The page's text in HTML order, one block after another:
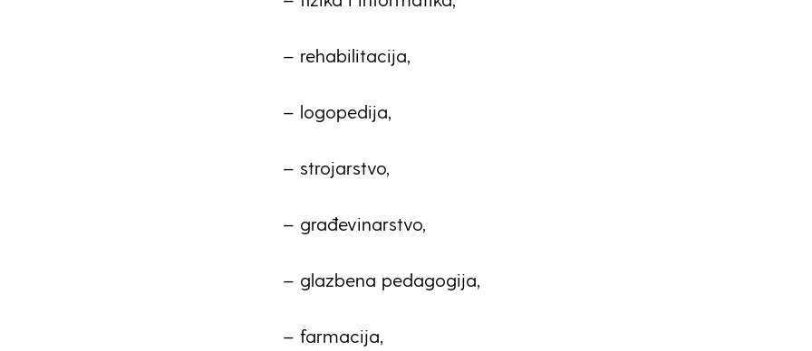
– rehabilitacija,
– logopedija,
– strojarstvo,
– građevinarstvo,
– glazbena pedagogija,
– farmacija,